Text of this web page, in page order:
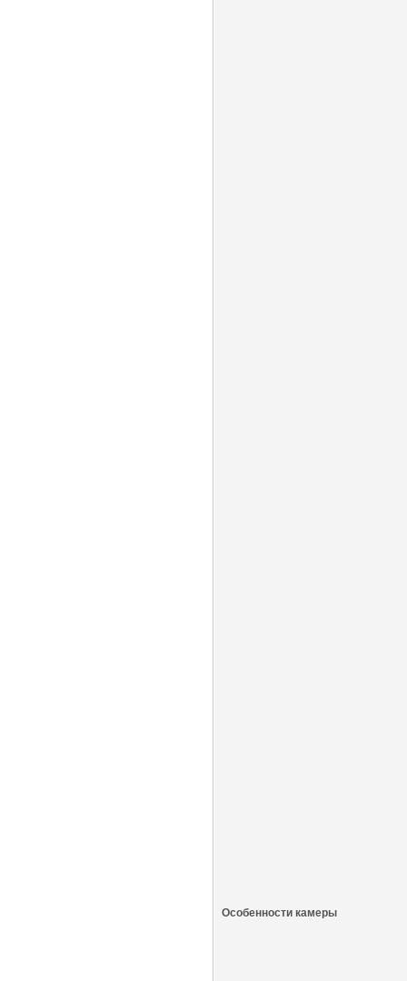
Особенности камеры